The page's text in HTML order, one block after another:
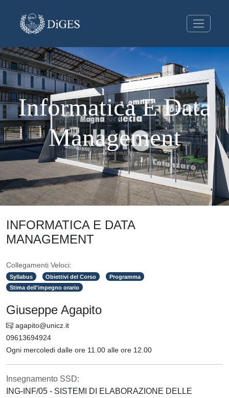
Informatica E Data
Management
INFORMATICA E DATA
MANAGEMENT
Collegamenti Veloci:
Syllabus Obiettivi del Corso
Programma
Stima dell'impegno orario
Giuseppe Agapito
agapito@unicz.it
09613694924
Ogni mercoledi dalle ore 11.00 alle ore 12.00
Insegnamento SSD:
ING-INF/05 - SISTEMI DI ELABORAZIONE DELLE